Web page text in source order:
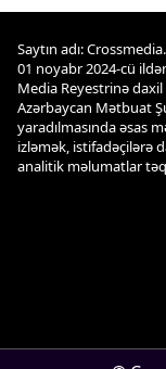
Saytın adı:
01 noyabr 2024-cü
Media Reyestrinə
Azərbaycan Mətbuat
yaradılmasında əsas
izləmək, istifadəçilərə
analitik məlumatlar